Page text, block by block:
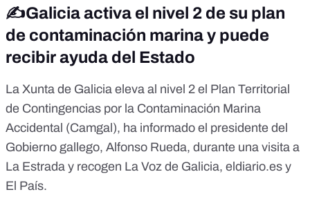
✍️Galicia activa el nivel 2 de su plan
de contaminación marina y puede
recibir ayuda del Estado
La Xunta de Galicia eleva al nivel 2 el Plan Territorial
de Contingencias por la Contaminación Marina
Accidental (Camgal), ha informado el presidente del
Gobierno gallego, Alfonso Rueda, durante una visita a
La Estrada y recogen La Voz de Galicia, eldiario.es y
El País.